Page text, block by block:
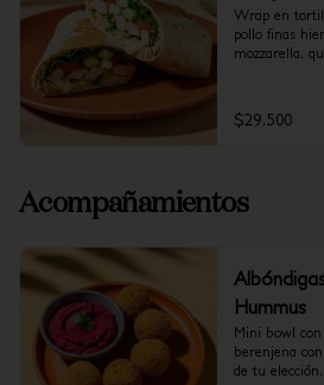
Wrap en
pollo finas
mozzarella,
$29.500
Acompañamientos
Hummus
Mini bowl con
berenjena
de tu elección.